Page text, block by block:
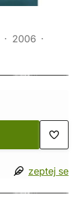
2006
zeptej se